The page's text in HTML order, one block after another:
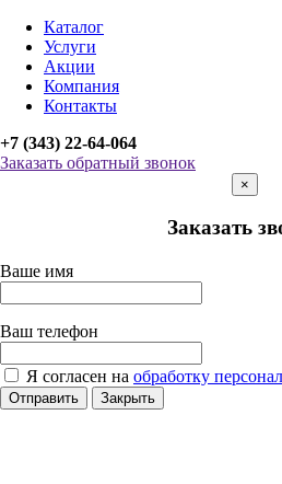
Каталог
Услуги
Акции
Компания
Контакты
+7 (343) 22-64-064
Заказать обратный звонок
×
Заказать
Ваше имя
Ваш телефон
Я согласен на обработку
Отправить Закрыть